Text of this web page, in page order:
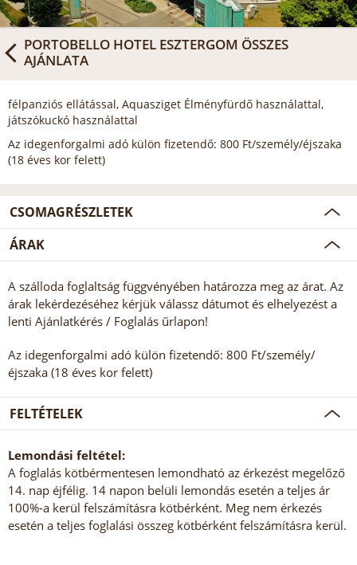
PORTOBELLO HOTEL ESZTERGOM ÖSSZES
AJÁNLATA
félpanziós ellátással, Aquasziget Élményfürdő használattal,
játszókuckó használattal
Az idegenforgalmi adó külön fizetendő: 800 Ft/személy/éjszaka
(18 éves kor felett)
CSOMAGRÉSZLETEK
ÁRAK
A szálloda foglaltság függvényében határozza meg az árat. Az
árak lekérdezéséhez kérjük válassz dátumot és elhelyezést a
lenti Ajánlatkérés / Foglalás űrlapon!
Az idegenforgalmi adó külön fizetendő: 800 Ft/személy/
éjszaka (18 éves kor felett)
FELTÉTELEK
Lemondási feltétel:
A foglalás kötbérmentesen lemondható az érkezést megelőző
14. nap éjfélig. 14 napon belüli lemondás esetén a teljes ár
100%-a kerül felszámításra kötbérként. Meg nem érkezés
esetén a teljes foglalási összeg kötbérként felszámításra kerül.